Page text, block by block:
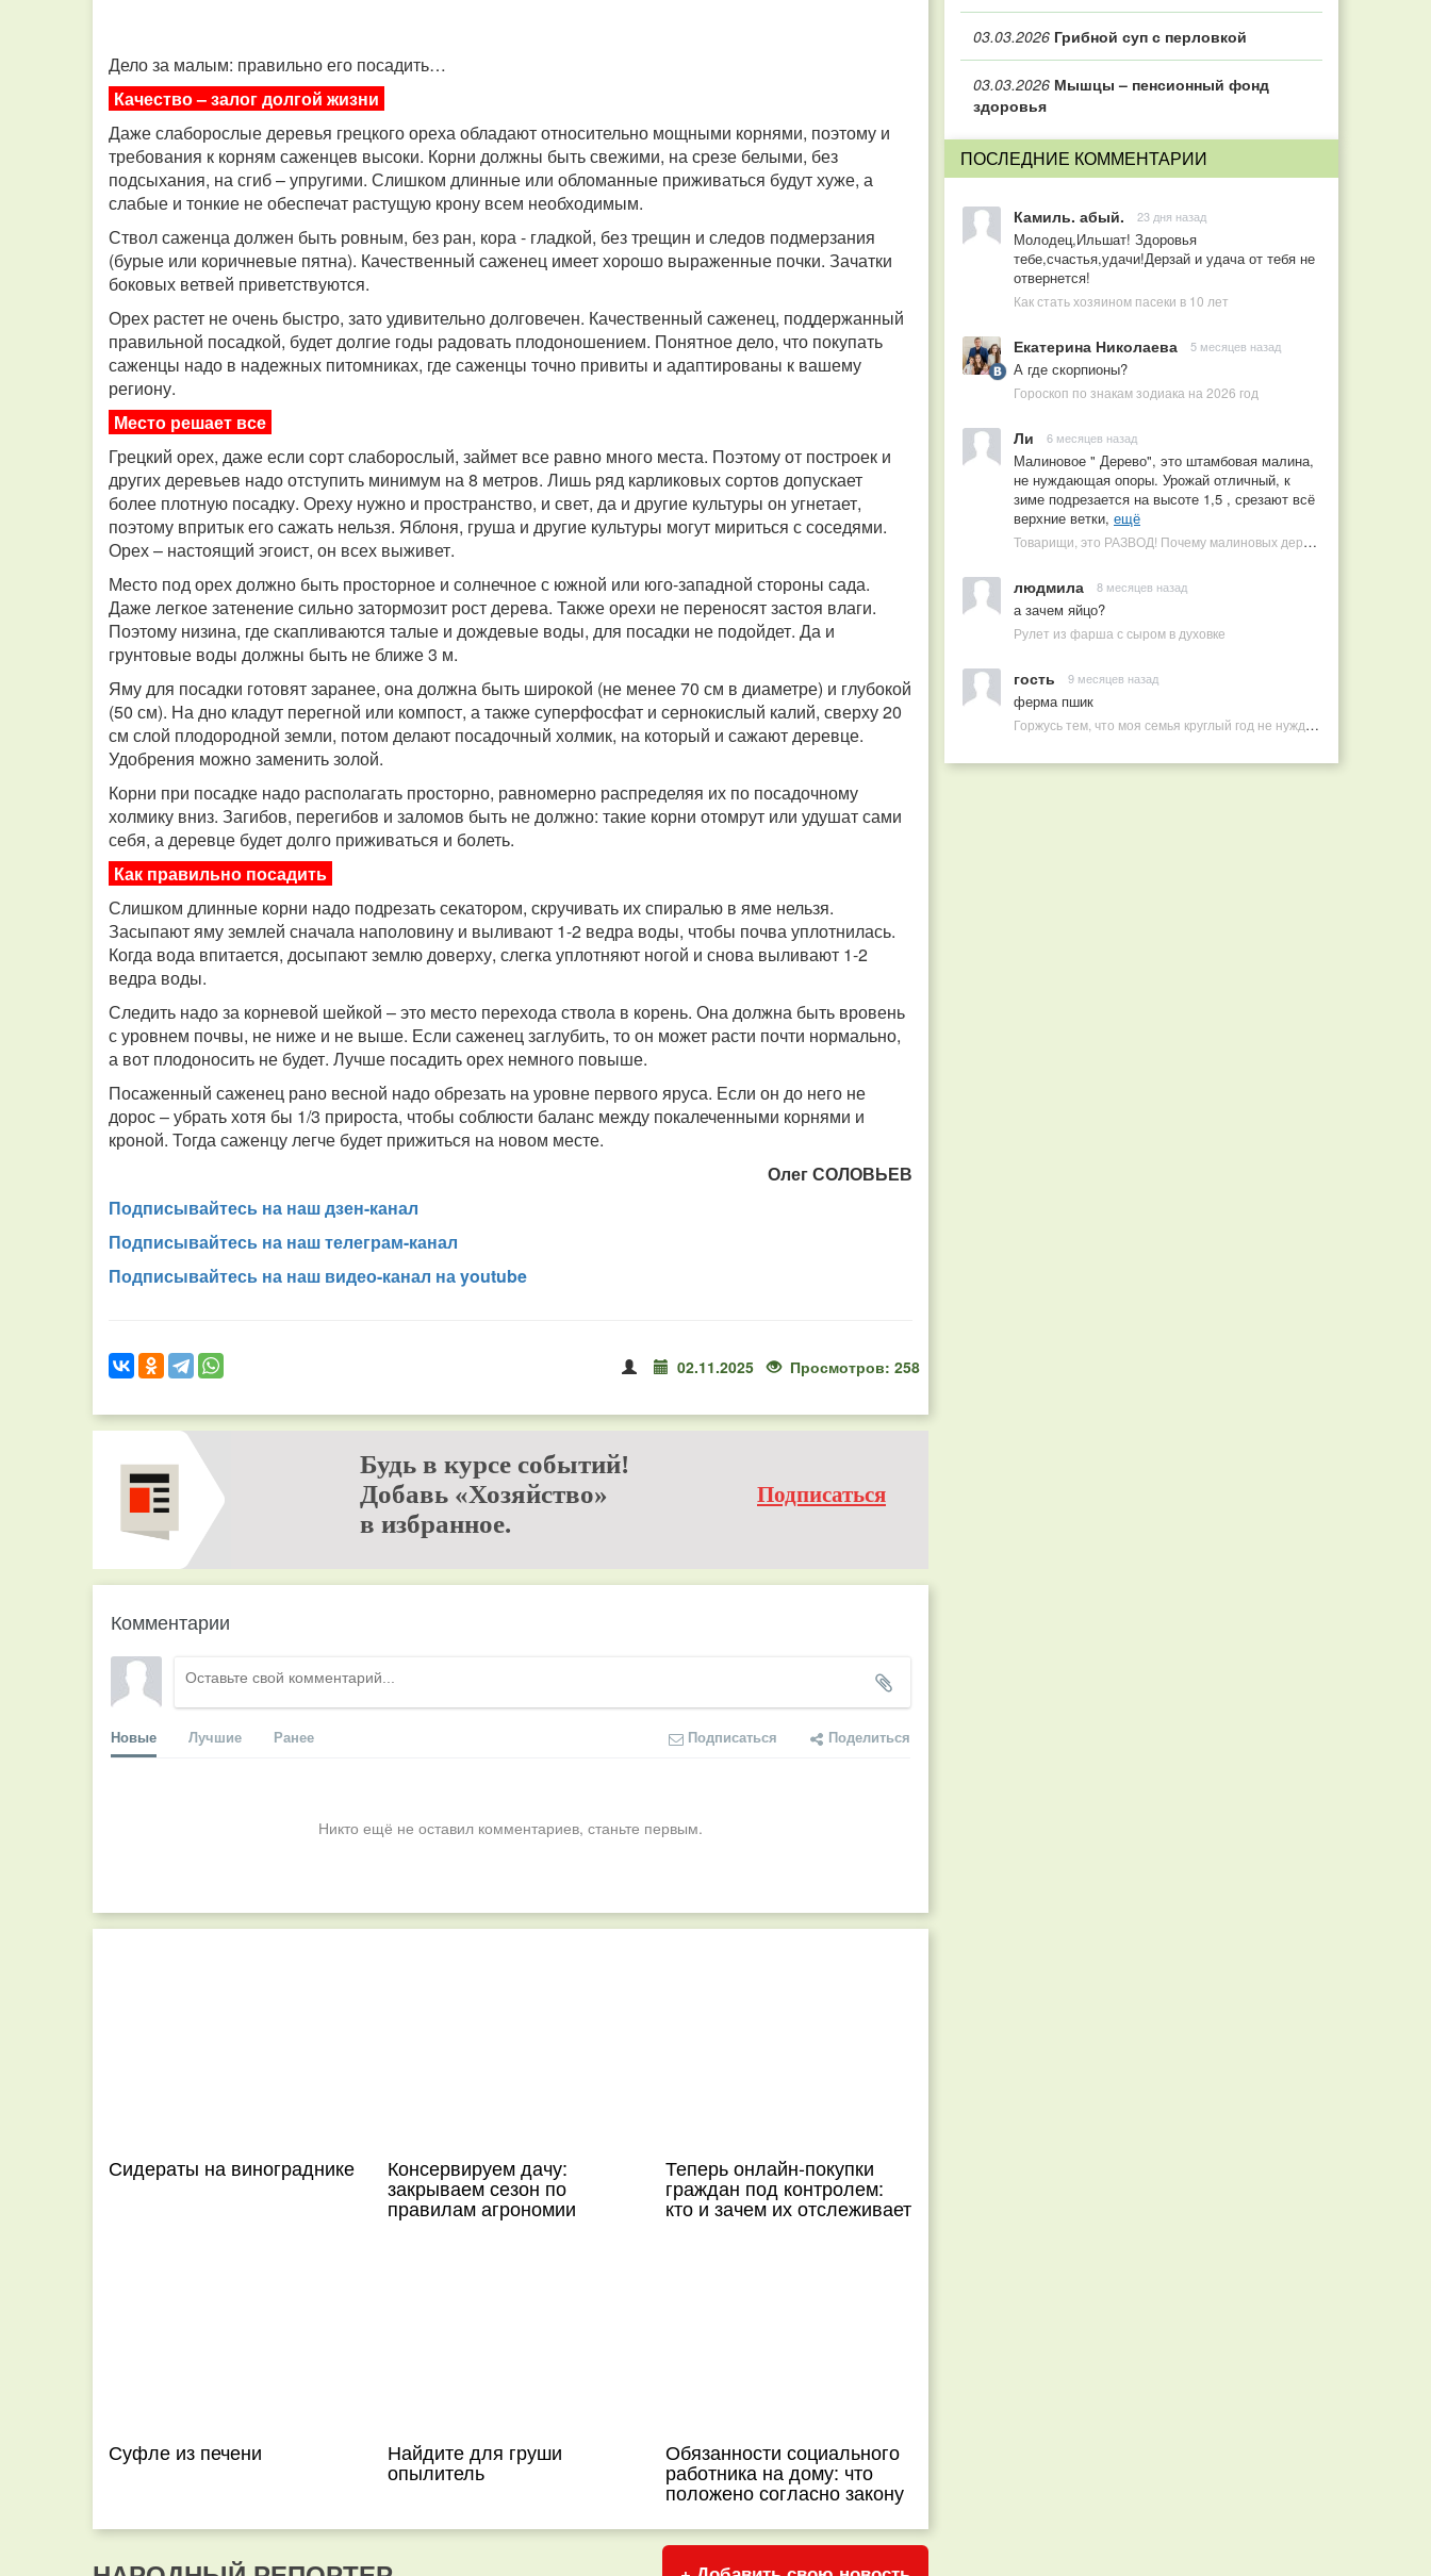
Дело за малым: правильно его посадить…
Качество – залог долгой жизни
Даже слаборослые деревья грецкого ореха обладают относительно мощными корнями, поэтому и
требования к корням саженцев высоки. Корни должны быть свежими, на срезе белыми, без
подсыхания, на сгиб – упругими. Слишком длинные или обломанные приживаться будут хуже, а
слабые и тонкие не обеспечат растущую крону всем необходимым.
Ствол саженца должен быть ровным, без ран, кора - гладкой, без трещин и следов подмерзания
(бурые или коричневые пятна). Качественный саженец имеет хорошо выраженные почки. Зачатки
боковых ветвей приветствуются.
Орех растет не очень быстро, зато удивительно долговечен. Качественный саженец, поддержанный
правильной посадкой, будет долгие годы радовать плодоношением. Понятное дело, что покупать
саженцы надо в надежных питомниках, где саженцы точно привиты и адаптированы к вашему
региону.
Место решает все
Грецкий орех, даже если сорт слаборослый, займет все равно много места. Поэтому от построек и
других деревьев надо отступить минимум на 8 метров. Лишь ряд карликовых сортов допускает
более плотную посадку. Ореху нужно и пространство, и свет, да и другие культуры он угнетает,
поэтому впритык его сажать нельзя. Яблоня, груша и другие культуры могут мириться с соседями.
Орех – настоящий эгоист, он всех выживет.
Место под орех должно быть просторное и солнечное с южной или юго-западной стороны сада.
Даже легкое затенение сильно затормозит рост дерева. Также орехи не переносят застоя влаги.
Поэтому низина, где скапливаются талые и дождевые воды, для посадки не подойдет. Да и
грунтовые воды должны быть не ближе 3 м.
Яму для посадки готовят заранее, она должна быть широкой (не менее 70 см в диаметре) и глубокой
(50 см). На дно кладут перегной или компост, а также суперфосфат и сернокислый калий, сверху 20
см слой плодородной земли, потом делают посадочный холмик, на который и сажают деревце.
Удобрения можно заменить золой.
Корни при посадке надо располагать просторно, равномерно распределяя их по посадочному
холмику вниз. Загибов, перегибов и заломов быть не должно: такие корни отомрут или удушат сами
себя, а деревце будет долго приживаться и болеть.
Как правильно посадить
Слишком длинные корни надо подрезать секатором, скручивать их спиралью в яме нельзя.
Засыпают яму землей сначала наполовину и выливают 1-2 ведра воды, чтобы почва уплотнилась.
Когда вода впитается, досыпают землю доверху, слегка уплотняют ногой и снова выливают 1-2
ведра воды.
Следить надо за корневой шейкой – это место перехода ствола в корень. Она должна быть вровень
с уровнем почвы, не ниже и не выше. Если саженец заглубить, то он может расти почти нормально,
а вот плодоносить не будет. Лучше посадить орех немного повыше.
Посаженный саженец рано весной надо обрезать на уровне первого яруса. Если он до него не
дорос – убрать хотя бы 1/3 прироста, чтобы соблюсти баланс между покалеченными корнями и
кроной. Тогда саженцу легче будет прижиться на новом месте.
Олег СОЛОВЬЕВ
Подписывайтесь на наш дзен-канал
Подписывайтесь на наш телеграм-канал
Подписывайтесь на наш видео-канал на youtube
02.11.2025 Просмотров: 258
Будь в курсе событий!
Добавь «Хозяйство»
в избранное.
Подписаться
Комментарии
Новые Лучшие Ранее Подписаться Поделиться
Никто ещё не оставил комментариев, станьте первым.
Сидераты на винограднике Консервируем дачу:
закрываем сезон по
правилам агрономии
Теперь онлайн-покупки
граждан под контролем:
кто и зачем их отслеживает
Суфле из печени Найдите для груши
опылитель
Обязанности социального
работника на дому: что
положено согласно закону
03.03.2026 Грибной суп с перловкой
03.03.2026 Мышцы – пенсионный фонд
здоровья
ПОСЛЕДНИЕ КОММЕНТАРИИ
Камиль. абый. 23 дня назад
Молодец,Ильшат! Здоровья
тебе,счастья,удачи!Дерзай и удача от тебя не
отвернется!
Как стать хозяином пасеки в 10 лет
Екатерина Николаева 5 месяцев назад
А где скорпионы?
Гороскоп по знакам зодиака на 2026 год
Ли 6 месяцев назад
Малиновое " Дерево", это штамбовая малина,
не нуждающая опоры. Урожай отличный, к
зиме подрезается на высоте 1,5 , срезают всё
верхние ветки, ещё
Товарищи, это РАЗВОД! Почему малиновых деревьев не бывает, или Как ушлые продавцы наживаются на мечтах садоводов
людмила 8 месяцев назад
а зачем яйцо?
Рулет из фарша с сыром в духовке
гость 9 месяцев назад
ферма пшик
Горжусь тем, что моя семья круглый год не нуждается в покупных витаминах